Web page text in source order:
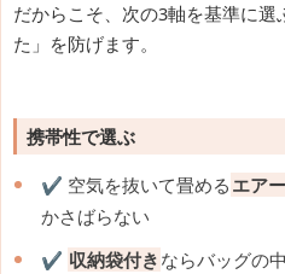
だからこそ、次の3軸を基準に
た」を防げます。
携帯性で選ぶ
✔️ 空気を抜いて畳める エア
かさばらない
✔️ 収納袋付き ならバッグの